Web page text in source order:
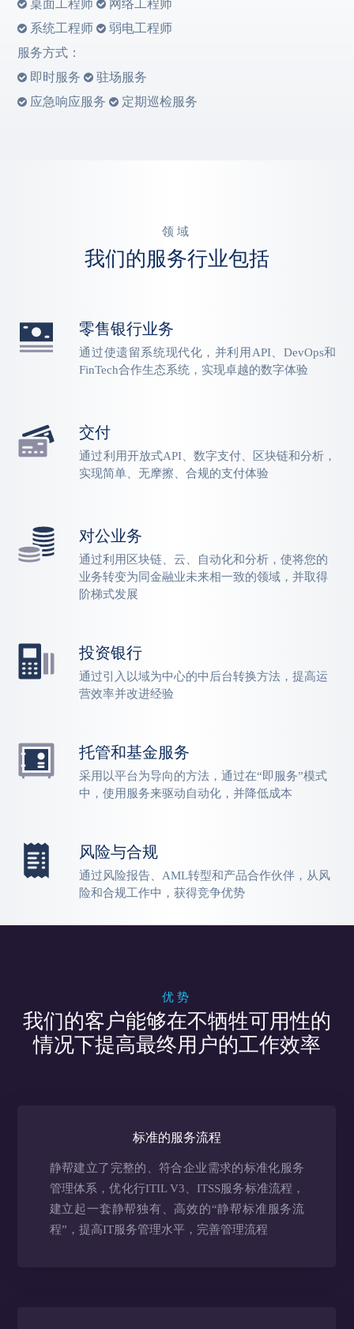
桌面工程师
网络工程师
系统工程师
弱电工程师
服务方式：
即时服务
驻场服务
应急响应服务
定期巡检服务
领域
我们的服务行业包括
零售银行业务
通过使遗留系统现代化，并利用API、DevOps和
FinTech合作生态系统，实现卓越的数字体验
交付
通过利用开放式API、数字支付、区块链和分析，
实现简单、无摩擦、合规的支付体验
对公业务
通过利用区块链、云、自动化和分析，使将您的
业务转变为同金融业未来相一致的领域，并取得
阶梯式发展
投资银行
通过引入以域为中心的中后台转换方法，提高运
营效率并改进经验
托管和基金服务
采用以平台为导向的方法，通过在“即服务”模式
中，使用服务来驱动自动化，并降低成本
风险与合规
通过风险报告、AML转型和产品合作伙伴，从风
险和合规工作中，获得竞争优势
优势
我们的客户能够在不牺牲可用性的
情况下提高最终用户的工作效率
标准的服务流程
静帮建立了完整的、符合企业需求的标准化服务
管理体系，优化行ITIL V3、ITSS服务标准流程，
建立起一套静帮独有、高效的“静帮标准服务流
程”，提高IT服务管理水平，完善管理流程